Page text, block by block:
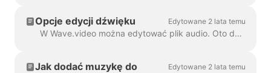
Opcje edycji dźwięku Edytowane 2 lata temu
W Wave.video można edytować plik audio. Oto dostępne opcje edycji: Przytnij plik audio Zmień jego głośność Dodaj efekt zanikania/wys...
Jak dodać muzykę do
Edytowane 2 lata temu